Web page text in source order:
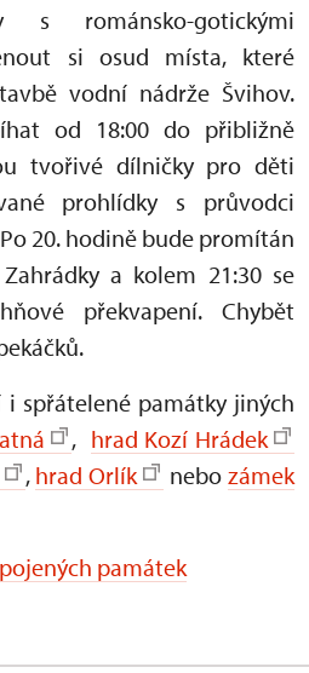
s románsko-gotickými
si osud místa, které
vodní nádrže Švihov.
od 18:00 do přibližně
tvořivé dílničky pro děti
prohlídky s průvodci
Po 20. hodině bude promítán
a kolem 21:30 se
překvapení. Chybět
spřátelené památky jiných
, hrad Kozí Hrádek
, hrad Orlík nebozámek
památek